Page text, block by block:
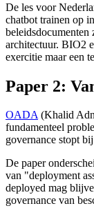
De les voor
chatbot trainen op
beleidsdocumenten
architectuur. BIO2
exercitie maar een
Paper 2:
OADA(Khalid
fundamenteel
governance stopt
De paper
van "deployment
deployed mag
governance van